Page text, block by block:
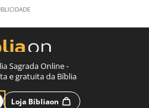
Sagrada Online -
e gratuita da Bíblia
Loja Bíbliaon